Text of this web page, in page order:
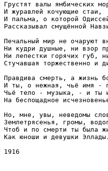
Грустят валы ямбических
И журавлей кочующие стаи,
И пальма, о которой
Рассказывал смущённой
Печальный мир не очаруют
Ни кудри душные, ни взор
Ни лепестки горячих губ,
Стучавшая торжественно и
Правдива смерть, а жизнь
И ты, о нежная, чьё имя -
Чьё тело - музыка, - и ты
На беспощадное
Но, мне, увы, неведомы
Землетрясенья, громы,
Чтоб и по смерти ты была
Как юноши и девушки Эллады.
1916